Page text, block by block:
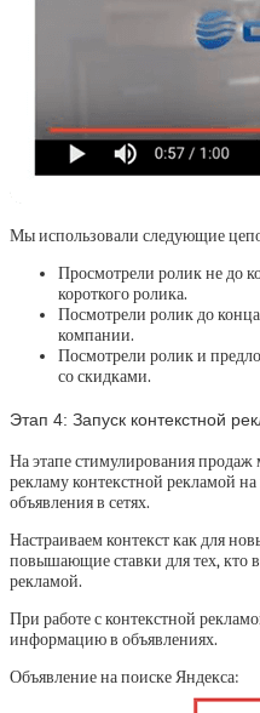
Мы использовали следующие
Просмотрели ролик не до
короткого ролика.
Посмотрели ролик до
компании.
Посмотрели ролик и
со скидками.
Этап 4: Запуск контекстной
На этапе стимулирования
рекламу контекстной рекламой
объявления в сетях.
Настраиваем контекст как для
повышающие ставки для тех, кто
рекламой.
При работе с контекстной
информацию в объявлениях.
Объявление на поиске Яндекса: